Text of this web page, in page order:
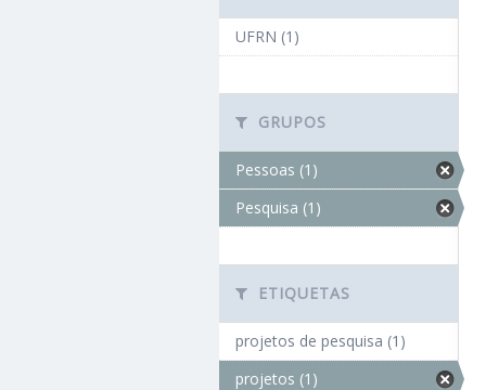
UFRN (1)
GRUPOS
Pessoas (1)
Pesquisa (1)
ETIQUETAS
projetos de pesquisa (1)
projetos (1)